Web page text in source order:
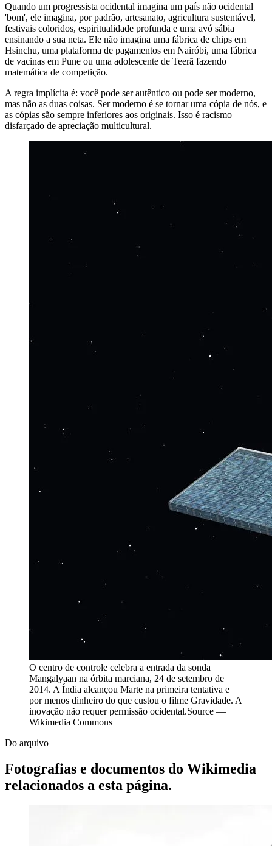
Quando um progressista ocidental imagina um país não ocidental
'bom', ele imagina, por padrão, artesanato, agricultura sustentável,
festivais coloridos, espiritualidade profunda e uma avó sábia
ensinando a sua neta. Ele não imagina uma fábrica de chips em
Hsinchu, uma plataforma de pagamentos em Nairóbi, uma fábrica
de vacinas em Pune ou uma adolescente de Teerã fazendo
matemática de competição.
A regra implícita é: você pode ser autêntico ou pode ser moderno,
mas não as duas coisas. Ser moderno é se tornar uma cópia de nós, e
as cópias são sempre inferiores aos originais. Isso é racismo
disfarçado de apreciação multicultural.
O centro de controle celebra a entrada da sonda
Mangalyaan na órbita marciana, 24 de setembro de
2014. A Índia alcançou Marte na primeira tentativa e
por menos dinheiro do que custou o filme Gravidade. A
inovação não requer permissão ocidental.Source —
Wikimedia Commons
Do arquivo
Fotografias e documentos do Wikimedia
relacionados a esta página.